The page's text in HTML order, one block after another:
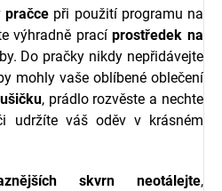
pračce při použití programu na
výhradně pracíprostředek na
Do pračky nikdy nepřidávejte
mohly vaše oblíbené oblečení
, prádlo rozvěste a nechte
udržíte váš oděv v krásném
skvrn neotálejte,